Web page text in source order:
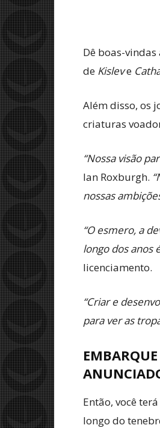
Dê boas-vindas
de Kisleve
Além disso, os
criaturas
“Nossa visão
Ian Roxburgh.
nossas
“O esmero, a
longo dos anos
licenciamento.
“Criar e
para ver as
Então, você
longo do